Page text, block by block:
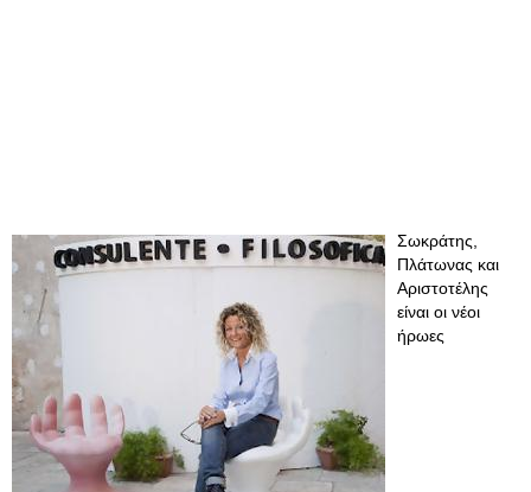
Σωκράτης,
Πλάτωνας και
Αριστοτέλης
είναι οι νέοι
ήρωες